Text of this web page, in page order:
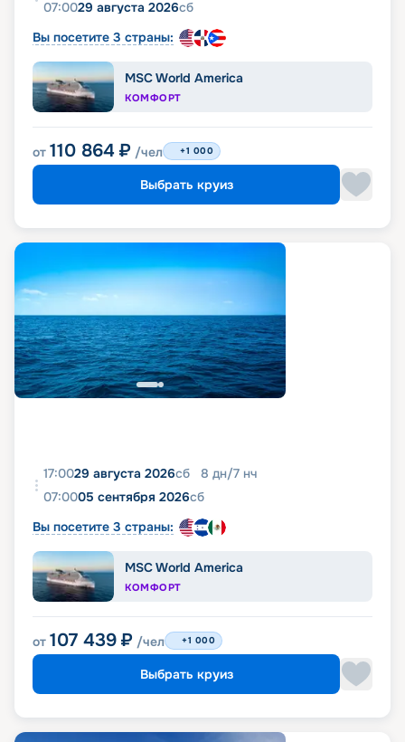
07:0029 августа 2026сб
Вы посетите 3 страны:
MSC World America
КОМФОРТ
от 110 864 ₽ /чел +1 000
Выбрать круиз
17:0029 августа 2026сб 8 дн/7 нч
07:0005 сентября 2026сб
Вы посетите 3 страны:
MSC World America
КОМФОРТ
от 107 439 ₽ /чел +1 000
Выбрать круиз